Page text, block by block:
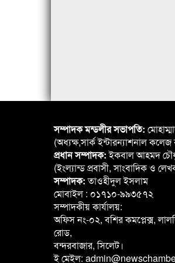
সম্পাদক মন্ডলীর সভাপতি:
(অধ্যক্ষ,সার্ক ইন্টারন্যাশনাল কলেজ
প্রধান সম্পাদক:ইকবাল আহমদ
(ইংল্যান্ড প্রবাসী, সাংবাদিক ও
সম্পাদক:তাওহীদুল ইসলাম
মোবাইল : ০১৭১০-৯৯৩৫৭২
সম্পাদকীয় কার্যালয়:
অফিস নং-০২, বশির কমপ্লেক্স,
রোড,
বন্দরবাজার, সিলেট।
ই মেইল: